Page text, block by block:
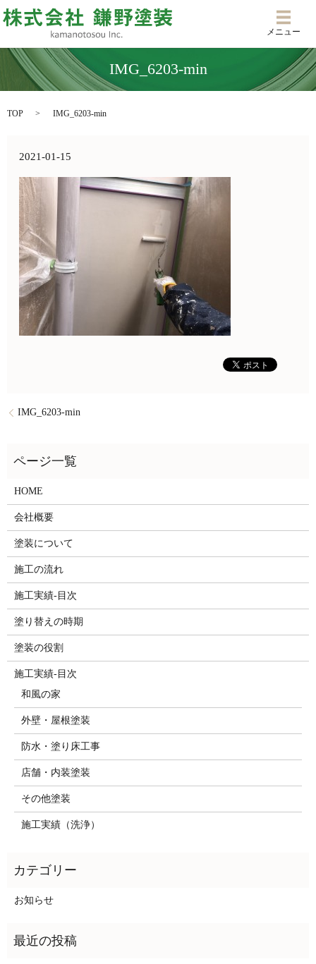
メニ
メニュー
IMG_6203-min
TOP IMG_6203-min
2021-01-15
IMG_6203-min
HOME
会社概要
塗装について
施工の流れ
施工実績-目次
塗り替えの時期
塗装の役割
施工実績-目次
和風の家
外壁・屋根塗装
防水・塗り床工事
店舗・内装塗装
その他塗装
施工実績（洗浄）
お知らせ